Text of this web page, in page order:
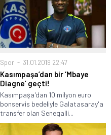
Spor 31.01.2019 22:47
Kasımpaşa’dan bir ‘Mbaye
Diagne’ geçti!
Kasımpaşa'dan 10 milyon euro
bonservis bedeliyle Galatasaray'a
transfer olan Senegalli...